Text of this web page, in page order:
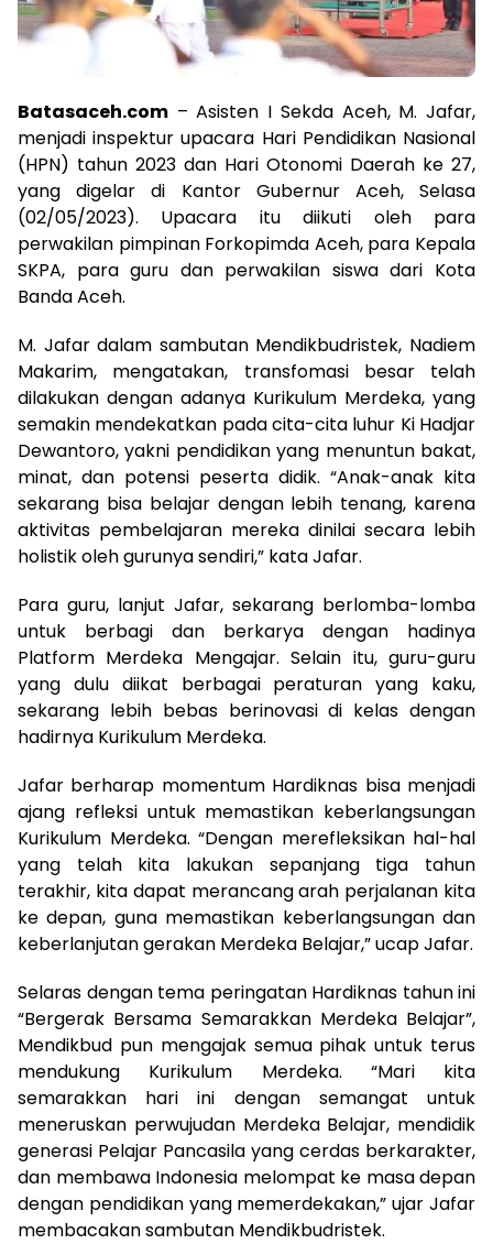
Batasaceh.com – Asisten I Sekda Aceh, M. Jafar,
menjadi inspektur upacara Hari Pendidikan Nasional
(HPN) tahun 2023 dan Hari Otonomi Daerah ke 27,
yang digelar di Kantor Gubernur Aceh, Selasa
(02/05/2023). Upacara itu diikuti oleh para
perwakilan pimpinan Forkopimda Aceh, para Kepala
SKPA, para guru dan perwakilan siswa dari Kota
Banda Aceh.
M. Jafar dalam sambutan Mendikbudristek, Nadiem
Makarim, mengatakan, transfomasi besar telah
dilakukan dengan adanya Kurikulum Merdeka, yang
semakin mendekatkan pada cita-cita luhur Ki Hadjar
Dewantoro, yakni pendidikan yang menuntun bakat,
minat, dan potensi peserta didik. “Anak-anak kita
sekarang bisa belajar dengan lebih tenang, karena
aktivitas pembelajaran mereka dinilai secara lebih
holistik oleh gurunya sendiri,” kata Jafar.
Para guru, lanjut Jafar, sekarang berlomba-lomba
untuk berbagi dan berkarya dengan hadinya
Platform Merdeka Mengajar. Selain itu, guru-guru
yang dulu diikat berbagai peraturan yang kaku,
sekarang lebih bebas berinovasi di kelas dengan
hadirnya Kurikulum Merdeka.
Jafar berharap momentum Hardiknas bisa menjadi
ajang refleksi untuk memastikan keberlangsungan
Kurikulum Merdeka. “Dengan merefleksikan hal-hal
yang telah kita lakukan sepanjang tiga tahun
terakhir, kita dapat merancang arah perjalanan kita
ke depan, guna memastikan keberlangsungan dan
keberlanjutan gerakan Merdeka Belajar,” ucap Jafar.
Selaras dengan tema peringatan Hardiknas tahun ini
“Bergerak Bersama Semarakkan Merdeka Belajar”,
Mendikbud pun mengajak semua pihak untuk terus
mendukung Kurikulum Merdeka. “Mari kita
semarakkan hari ini dengan semangat untuk
meneruskan perwujudan Merdeka Belajar, mendidik
generasi Pelajar Pancasila yang cerdas berkarakter,
dan membawa Indonesia melompat ke masa depan
dengan pendidikan yang memerdekakan,” ujar Jafar
membacakan sambutan Mendikbudristek.